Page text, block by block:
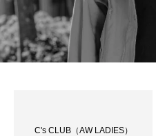
C's CLUB（AW LADIES）